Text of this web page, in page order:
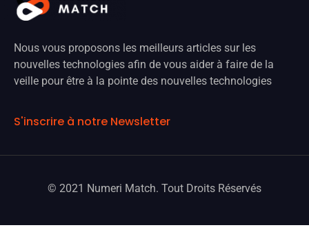
Nous vous proposons les meilleurs articles sur les
nouvelles technologies afin de vous aider à faire de la
veille pour être à la pointe des nouvelles technologies
S'inscrire à notre Newsletter
© 2021 Numeri Match. Tout Droits Réservés